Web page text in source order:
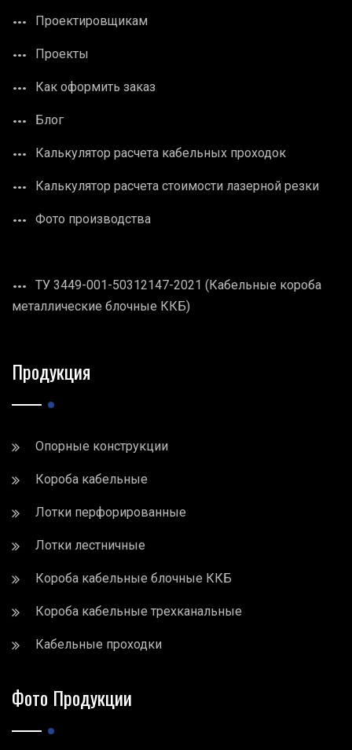
Проектировщикам
Проекты
Как оформить заказ
Блог
Калькулятор расчета кабельных проходок
Калькулятор расчета стоимости лазерной резки
Фото производства
ТУ 3449-001-50312147-2021 (Кабельные короба
металлические блочные ККБ)
Продукция
Опорные конструкции
Короба кабельные
Лотки перфорированные
Лотки лестничные
Короба кабельные блочные ККБ
Короба кабельные трехканальные
Кабельные проходки
Фото Продукции